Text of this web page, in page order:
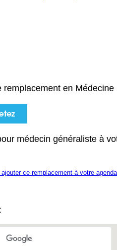
remplacement en Médecine
médecin généraliste à
ce remplacement à votre agenda